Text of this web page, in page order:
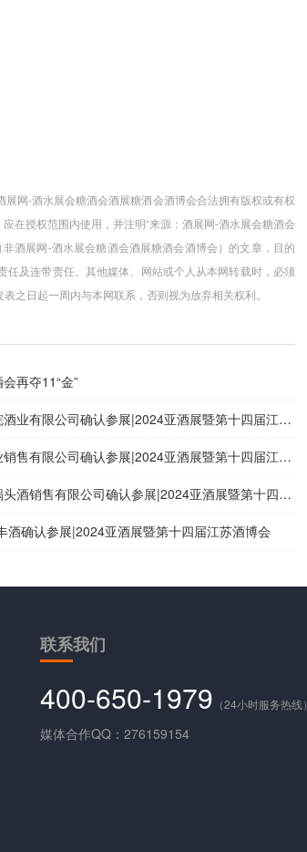
网-酒水展会糖酒会酒展糖酒会酒博会合法拥有版权或有权
在授权范围内使用，并注明“来源：酒展网-酒水展会糖酒会
酒展网-酒水展会糖酒会酒展糖酒会酒博会）的文章，目的
及连带责任。其他媒体、网站或个人从本网转载时，必须
之日起一周内与本网联系，否则视为放弃相关权利。
再夺11“金”
业有限公司确认参展|2024亚酒展暨第十四届江苏酒博会
售有限公司确认参展|2024亚酒展暨第十四届江苏酒博会
销售有限公司确认参展|2024亚酒展暨第十四届江苏酒博会
酒确认参展|2024亚酒展暨第十四届江苏酒博会
联系我们
400-650-1979 （24小时服务热线）
媒体合作QQ：276159154